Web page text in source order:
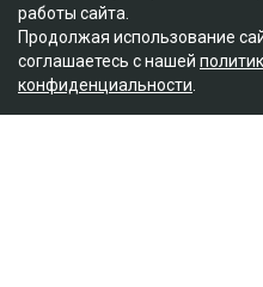
работы сайта.
Продолжая использование
соглашаетесь с нашей
конфиденциальности